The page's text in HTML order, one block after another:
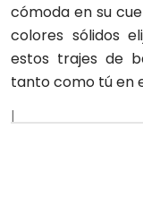
cómoda en su
colores sólidos
estos trajes de
tanto como tú en
|